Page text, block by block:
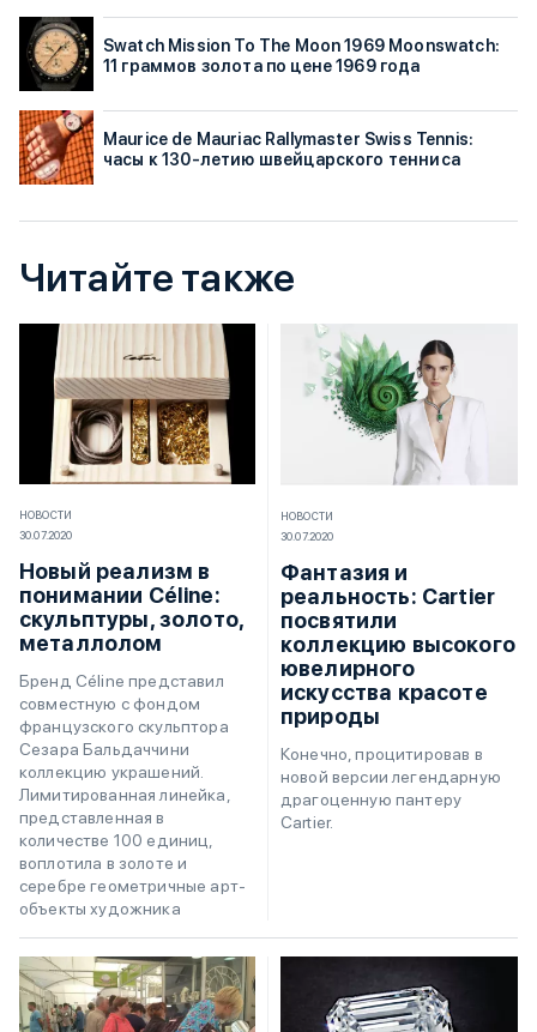
Swatch Mission To The Moon 1969 Moonswatch:
11 граммов золота по цене 1969 года
Maurice de Mauriac Rallymaster Swiss Tennis:
часы к 130-летию швейцарского тенниса
Читайте также
НОВОСТИ
30.07.2020
Новый реализм в
понимании Céline:
скульптуры, золото,
металлолом
Бренд Céline представил
совместную с фондом
французского скульптора
Сезара Бальдаччини
коллекцию украшений.
Лимитированная линейка,
представленная в
количестве 100 единиц,
воплотила в золоте и
серебре геометричные арт-
объекты художника
НОВОСТИ
30.07.2020
Фантазия и
реальность: Cartier
посвятили
коллекцию высокого
ювелирного
искусства красоте
природы
Конечно, процитировав в
новой версии легендарную
драгоценную пантеру
Cartier.